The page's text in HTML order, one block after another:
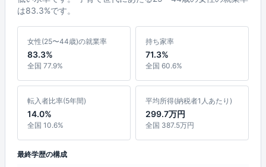
は83.3%です。
女性(25〜44歳)の就業率
83.3%
全国 77.9%
持ち家率
71.3%
全国 60.6%
転入者比率(5年間)
14.0%
全国 10.6%
平均所得(納税者1人あたり)
299.7万円
全国 387.5万円
最終学歴の構成